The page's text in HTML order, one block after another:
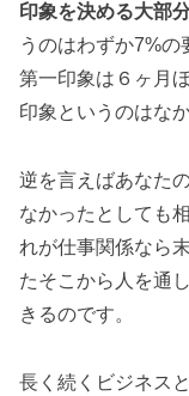
印象を決める大部
うのはわずか7%
第一印象は６ヶ月
印象というのはな
逆を言えばあなた
なかったとしても
れが仕事関係なら
たそこから人を通
きるのです。
長く続くビジネス